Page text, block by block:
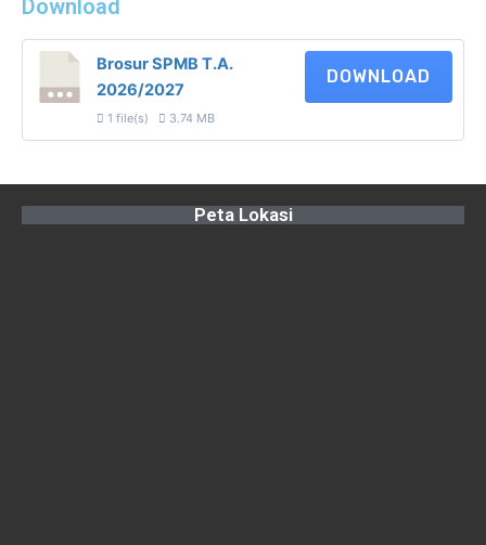
Download
Brosur SPMB T.A.
2026/2027
1 file(s) 3.74 MB
DOWNLOAD
Peta Lokasi